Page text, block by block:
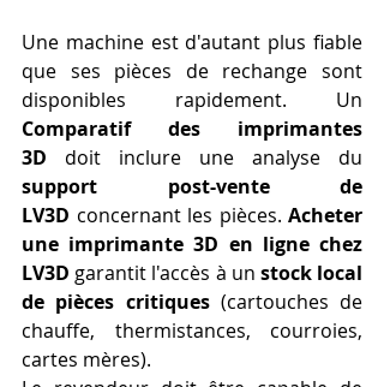
Une machine est d'autant plus fiable
que ses pièces de rechange sont
Comparatif des imprimantes
3D
support post-vente de
LV3D concernant les pièces. Acheter
une imprimante 3D en ligne chez
LV3D garantit l'accès à un stock local
de pièces critiques (cartouches de
chauffe, thermistances, courroies,
cartes mères).